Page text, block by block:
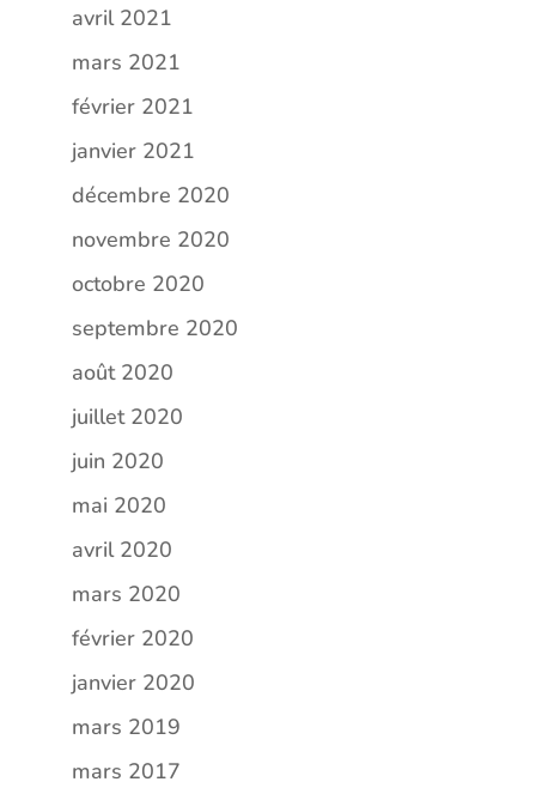
avril 2021
mars 2021
février 2021
janvier 2021
décembre 2020
novembre 2020
octobre 2020
septembre 2020
août 2020
juillet 2020
juin 2020
mai 2020
avril 2020
mars 2020
février 2020
janvier 2020
mars 2019
mars 2017